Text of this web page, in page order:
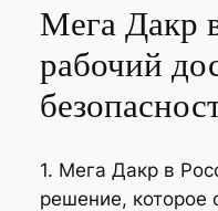
Мега Дакр
рабочий
1. Мега Дакр в
решение, которое